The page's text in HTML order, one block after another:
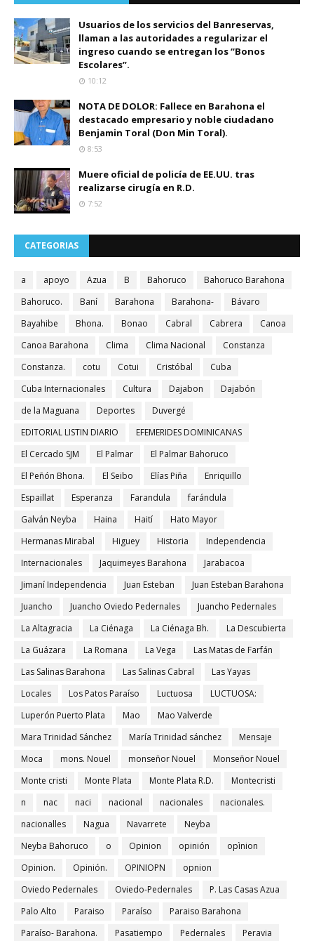
Usuarios de los servicios del Banreservas,
llaman a las autoridades a regularizar el
ingreso cuando se entregan los “Bonos
Escolares”.
10:12
NOTA DE DOLOR: Fallece en Barahona el
destacado empresario y noble ciudadano
Benjamin Toral (Don Min Toral).
8:53
Muere oficial de policía de EE.UU. tras
realizarse cirugía en R.D.
7:52
CATEGORIAS
a apoyo Azua B Bahoruco
Bahoruco Barahona
Bahoruco.
Baní Barahona Barahona-
Bávaro
Bayahibe
Bhona. Bonao Cabral Cabrera
Canoa
Canoa Barahona
Clima Clima Nacional
Constanza
Constanza.
cotu Cotui Cristóbal
Cuba
Cuba Internacionales
Cultura Dajabon
Dajabón
de la Maguana
Deportes
Duvergé
EDITORIAL LISTIN DIARIO
EFEMERIDES DOMINICANAS
El Cercado SJM
El Palmar
El Palmar Bahoruco
El Peñón Bhona.
El Seibo Elías Piña
Enriquillo
Espaillat
Esperanza Farandula
farándula
Galván Neyba
Haina Haití
Hato Mayor
Hermanas Mirabal
Higuey Historia
Independencia
Internacionales
Jaquimeyes Barahona
Jarabacoa
Jimaní Independencia
Juan Esteban
Juan Esteban Barahona
Juancho
Juancho Oviedo Pedernales
Juancho Pedernales
La Altagracia
La Ciénaga La Ciénaga Bh.
La Descubierta
La Guázara
La Romana La Vega
Las Matas de Farfán
Las Salinas Barahona
Las Salinas Cabral
Las Yayas
Locales
Los Patos Paraíso Luctuosa
LUCTUOSA:
Luperón Puerto Plata
Mao
Mao Valverde
Mara Trinidad Sánchez
María Trinidad sánchez
Mensaje
Moca
mons. Nouel monseñor Nouel
Monseñor Nouel
Monte cristi
Monte Plata Monte Plata R.D.
Montecristi
n
nac naci nacional nacionales
nacionales.
nacionalles
Nagua Navarrete
Neyba
Neyba Bahoruco
o Opinion opinión
opìnion
Opinion.
Opinión. OPINIOPN
opnion
Oviedo Pedernales
Oviedo-Pedernales
P. Las Casas Azua
Palo Alto
Paraiso Paraíso
Paraiso Barahona
Paraíso- Barahona.
Pasatiempo Pedernales
Peravia